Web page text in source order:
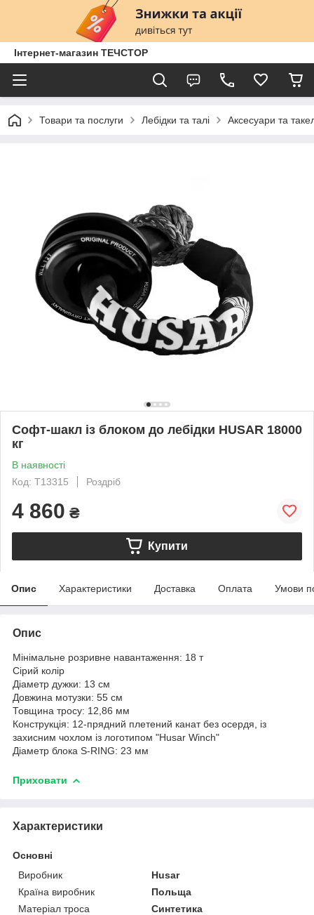
Інтернет-магазин ТЕЧСТОР
Товари та послуги Лебідки та талі Аксесуари та
Софт-шакл із блоком до лебідки HUSAR 18000
кг
В наявності
Код: T13315
Роздріб
4 860 ₴
Купити
Опис Характеристики Доставка Оплата Умови
Опис
Мінімальне розривне навантаження: 18 т
Сірий колір
Діаметр дужки: 13 см
Довжина мотузки: 55 см
Товщина тросу: 12,86 мм
Конструкція: 12-прядний плетений канат без осердя, із
захисним чохлом із логотипом "Husar Winch"
Діаметр блока S-RING: 23 мм
Приховати
Характеристики
Основні
Виробник
Husar
Країна виробник
Польща
Матеріал троса
Синтетика